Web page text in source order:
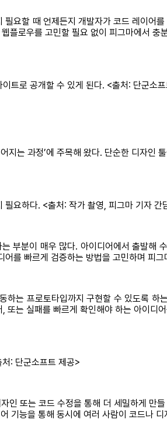
요할 때 언제든지 개발자가 코드 레이
플로우를 고민할 필요 없이 피그마에서
트로 공개할 수 있게 된다. <출처: 단군소
지는 과정’에 주목해 왔다. 단순한 디자인
요하다. <출처: 작가 촬영, 피그마 기자 간
부분이 매우 많다. 아이디어에서 출발해
를 빠르게 검증하는 방법을 고민하며 피
하는 프로토타입까지 구현할 수 있도록
또는 실패를 빠르게 확인해야 하는 아이디
: 단군소프트 제공>
인 또는 코드 수정을 통해 더 세밀하게
기능을 통해 동시에 여러 사람이 코드나